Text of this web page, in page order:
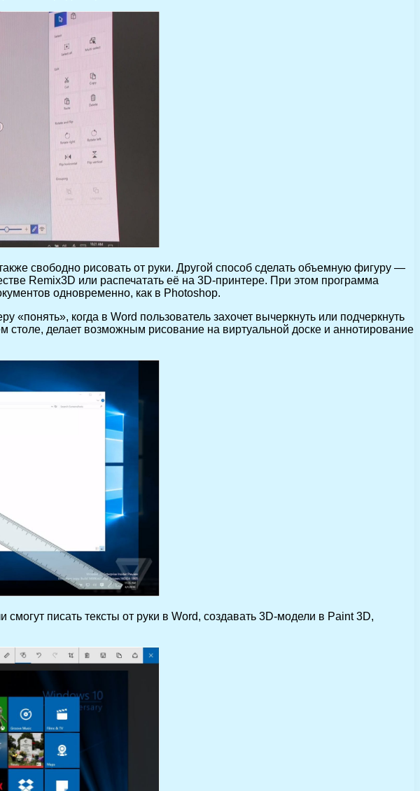
свободно рисовать от руки. Другой способ сделать объемную фигуру —
Remix3D или распечатать её на 3D-принтере. При этом программа
одновременно, как в Photoshop.
когда в Word пользователь захочет вычеркнуть или подчеркнуть
столе, делает возможным рисование на виртуальной доске и аннотирование
писать тексты от руки в Word, создавать 3D-модели в Paint 3D,